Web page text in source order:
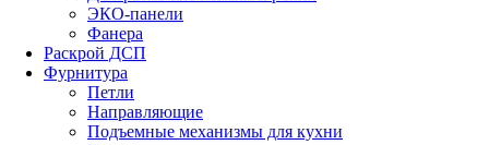
ЭКО-панели
Фанера
Раскрой ДСП
Фурнитура
Петли
Направляющие
Подъемные механизмы для кухни